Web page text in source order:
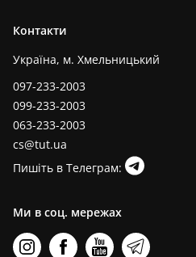
Контакти
Україна, м. Хмельницький
097-233-2003
099-233-2003
063-233-2003
cs@tut.ua
Пишіть в Телеграм:
Ми в соц. мережах